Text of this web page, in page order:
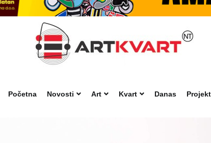
Početna
Novosti Art Kvart Danas